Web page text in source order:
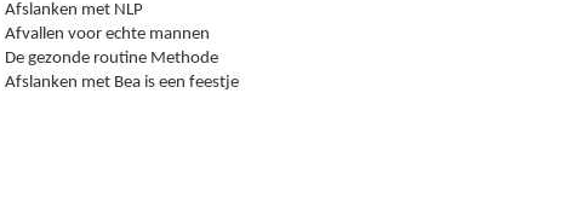
Afslanken met NLP
Afvallen voor echte mannen
De gezonde routine Methode
Afslanken met Bea is een feestje